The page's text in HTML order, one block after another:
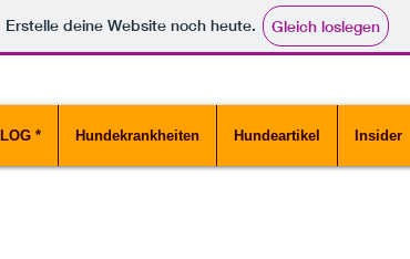
Erstelle deine Website noch heute. Gleich loslegen
* Hundekrankheiten Hundeartikel Insider